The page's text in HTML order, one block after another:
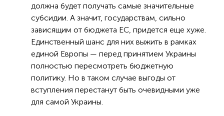
должна будет получать самые значительные
субсидии. А значит, государствам, сильно
зависящим от бюджета ЕС, придется еще хуже.
Единственный шанс для них выжить в рамках
единой Европы — перед принятием Украины
полностью пересмотреть бюджетную
политику. Но в таком случае выгоды от
вступления перестанут быть очевидными уже
для самой Украины.